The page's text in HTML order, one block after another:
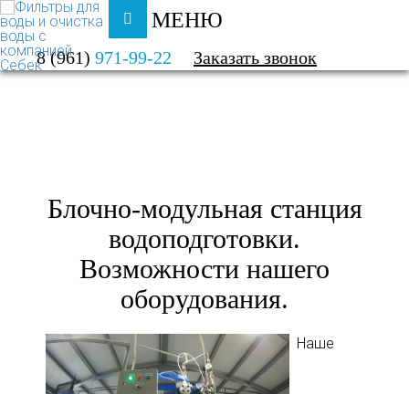
МЕНЮ
8 (961) 971-99-22 Заказать звонок
ФИЛЬТРЫ ДЛЯ ВОДЫ И ОЧИСТКА ВОДЫ
О КОМПАНИИ
Блочно-модульная станция
водоподготовки.
Возможности нашего
оборудования.
Наше